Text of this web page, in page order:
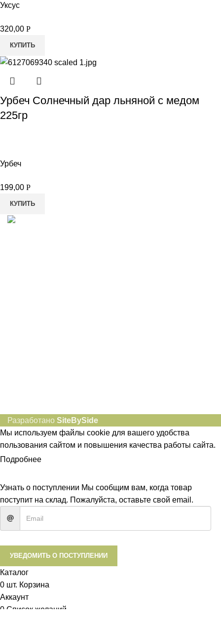
Уксус
320,00 Р
КУПИТЬ
Урбеч Солнечный дар льняной с медом
225гр
Урбеч
199,00 Р
КУПИТЬ
Разработано SiteBySide
Мы используем файлы cookie для вашего удобства
пользования сайтом и повышения качества работы сайта.
Подробнее
Узнать о поступлении Мы сообщим вам, когда товар
поступит на склад. Пожалуйста, оставьте свой email.
УВЕДОМИТЬ О ПОСТУПЛЕНИИ
Каталог
0 шт. Корзина
Аккаунт
0 Список желаний